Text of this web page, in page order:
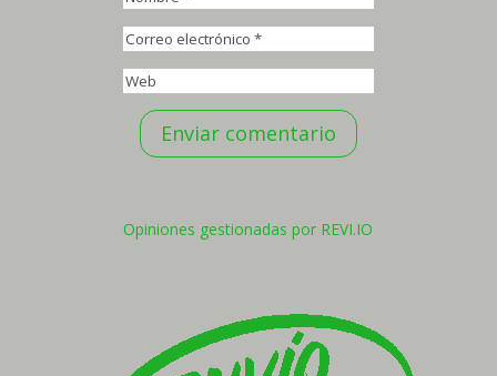
Enviar comentario
Opiniones gestionadas por REVI.IO